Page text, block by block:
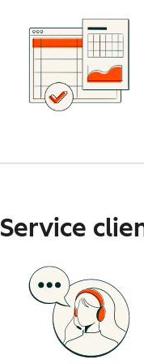
Service